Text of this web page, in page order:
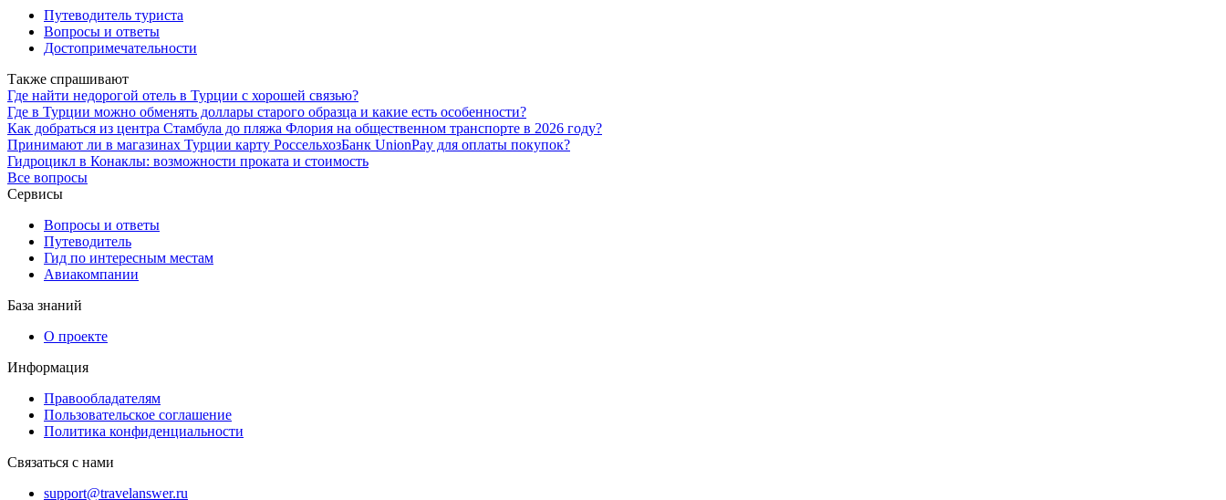
Путеводитель туриста
Вопросы и ответы
Достопримечательности
Также спрашивают
Где найти недорогой отель в Турции с хорошей связью?
Где в Турции можно обменять доллары старого образца и какие есть особенности?
Как добраться из центра Стамбула до пляжа Флория на общественном транспорте в 2026 году?
Принимают ли в магазинах Турции карту РоссельхозБанк UnionPay для оплаты покупок?
Гидроцикл в Конаклы: возможности проката и стоимость
Все вопросы
Сервисы
Вопросы и ответы
Путеводитель
Гид по интересным местам
Авиакомпании
База знаний
О проекте
Информация
Правообладателям
Пользовательское соглашение
Политика конфиденциальности
Связаться с нами
support@travelanswer.ru